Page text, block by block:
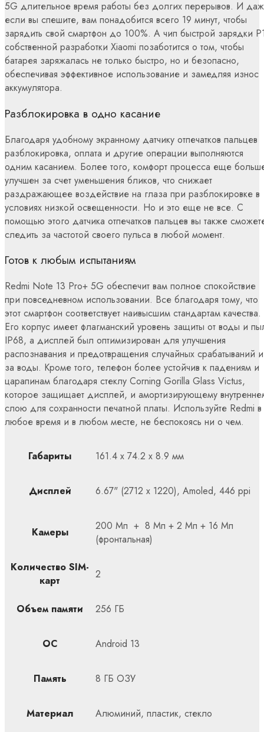
5G длительное время работы без долгих перерывов. И
если вы спешите, вам понадобится всего 19 минут, чтобы
зарядить свой смартфон до 100%. А чип быстрой зарядки
собственной разработки Xiaomi позаботится о том, чтобы
батарея заряжалась не только быстро, но и безопасно,
обеспечивая эффективное использование и замедляя износ
аккумулятора.
Разблокировка в одно касание
Благодаря удобному экранному датчику отпечатков пальцев
разблокировка, оплата и другие операции выполняются
одним касанием. Более того, комфорт процесса еще
улучшен за счет уменьшения бликов, что снижает
раздражающее воздействие на глаза при разблокировке в
условиях низкой освещенности. Но и это еще не все. С
помощью этого датчика отпечатков пальцев вы также
следить за частотой своего пульса в любой момент.
Готов к любым испытаниям
Redmi Note 13 Pro+ 5G обеспечит вам полное спокойствие
при повседневном использовании. Все благодаря тому, что
этот смартфон соответствует наивысшим стандартам качества.
Его корпус имеет флагманский уровень защиты от воды и
IP68, а дисплей был оптимизирован для улучшения
распознавания и предотвращения случайных срабатываний
за воды. Кроме того, телефон более устойчив к падениям и
царапинам благодаря стеклу Corning Gorilla Glass Victus,
которое защищает дисплей, и амортизирующему
слою для сохранности печатной платы. Используйте Redmi в
любое время и в любом месте, не беспокоясь ни о чем.
Габариты 161.4 x 74.2 x 8.9 мм
Дисплей 6.67" (2712 х 1220), Amoled, 446 ppi
Камеры
200 Мп + 8 Мп + 2 Мп + 16 Мп
(фронтальная)
Количество SIM-
карт
2
Объем памяти 256 ГБ
ОС Android 13
Память 8 ГБ ОЗУ
Материал Алюминий, пластик, стекло